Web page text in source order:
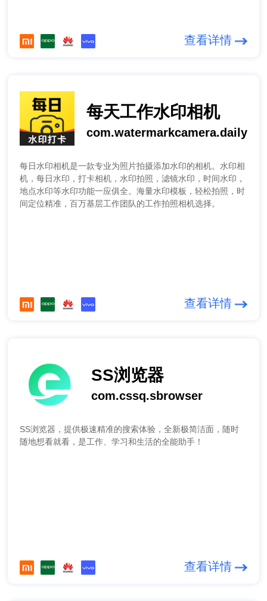
查看详情
每天工作水印相机
com.watermarkcamera.daily
每日水印相机是一款专业为照片拍摄添加水印的相机。水印相
机，每日水印，打卡相机，水印拍照，滤镜水印，时间水印，
地点水印等水印功能一应俱全。海量水印模板，轻松拍照，时
间定位精准，百万基层工作团队的工作拍照相机选择。
查看详情
SS浏览器
com.cssq.sbrowser
SS浏览器，提供极速精准的搜索体验，全新极简洁面，随时
随地想看就看，是工作、学习和生活的全能助手！
查看详情